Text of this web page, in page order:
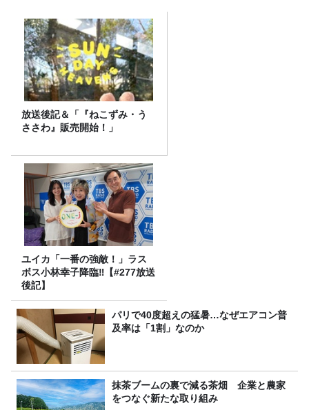
放送後記＆「『ねこずみ・う
ささわ』販売開始！」
ユイカ「一番の強敵！」ラス
ボス小林幸子降臨‼【#277放送
後記】
パリで40度超えの猛暑…なぜエアコン普
及率は「1割」なのか
抹茶ブームの裏で減る茶畑 企業と農家
をつなぐ新たな取り組み